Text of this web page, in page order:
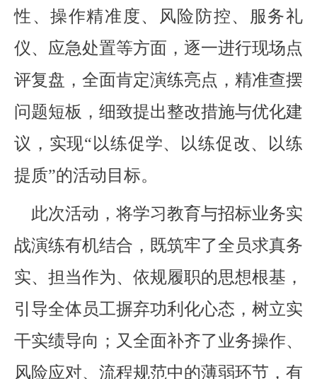
性、操作精准度、风险防控、服务礼
仪、应急处置等方面，逐一进行现场点
评复盘，全面肯定演练亮点，精准查摆
问题短板，细致提出整改措施与优化建
议，实现“以练促学、以练促改、以练
提质”的活动目标。
此次活动，将学习教育与招标业务实
战演练有机结合，既筑牢了全员求真务
实、担当作为、依规履职的思想根基，
引导全体员工摒弃功利化心态，树立实
干实绩导向；又全面补齐了业务操作、
风险应对、流程规范中的薄弱环节，有